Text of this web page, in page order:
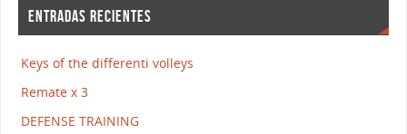
ENTRADAS RECIENTES
Keys of the differenti volleys
Remate x 3
DEFENSE TRAINING